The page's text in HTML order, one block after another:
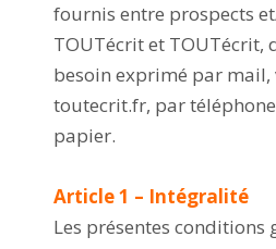
fournis entre prospects
TOUTécrit et TOUTécrit,
besoin exprimé par mail,
toutecrit.fr, par
papier.
Article 1 – Intégralité
Les présentes conditions